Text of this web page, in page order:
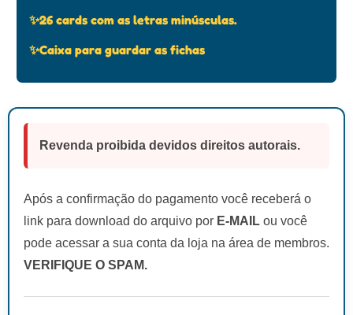
✨26 cards com as letras minúsculas.
✨Caixa para guardar as fichas
Revenda proibida devidos direitos autorais.
Após a confirmação do pagamento você receberá o
link para download do arquivo por E-MAIL ou você
pode acessar a sua conta da loja na área de membros.
VERIFIQUE O SPAM.